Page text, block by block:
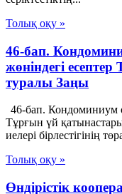
Толық оқу »
46-бап.
жөніндегі
туралы Заңы
46-бап. Кондоминиум
Тұрғын үй
иелері бірлестігінің
Толық оқу »
Өндірістік